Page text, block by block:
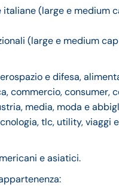
(large e medium
(large e medium
e difesa,
commercio, consumer,
media, moda e
tlc, utility, viaggi
e asiatici.